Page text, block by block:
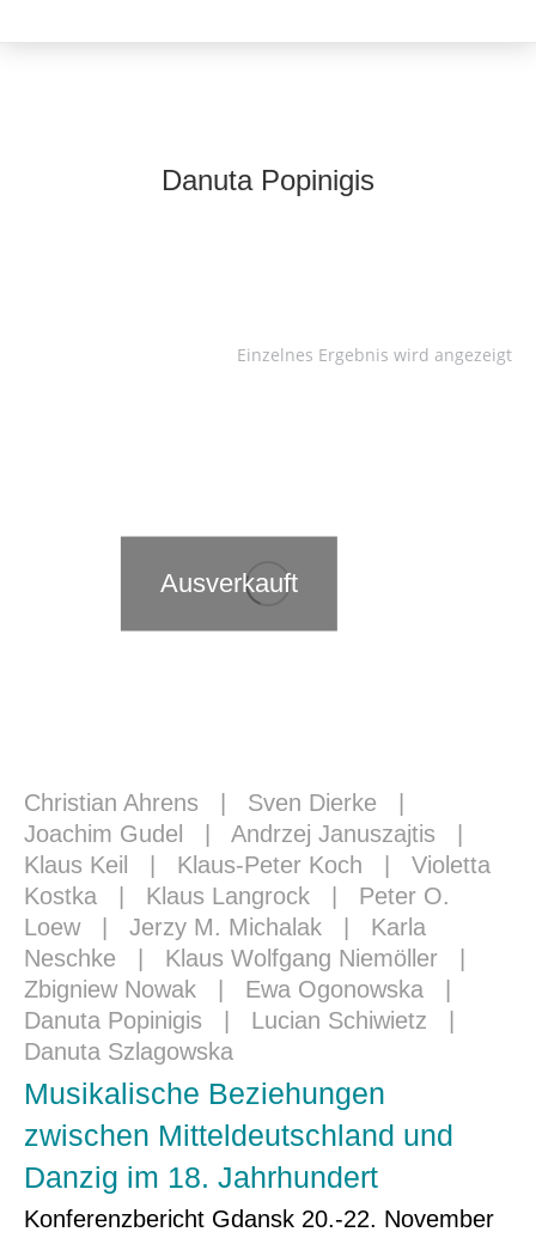
Danuta Popinigis
Einzelnes Ergebnis wird angezeigt
Ausverkauft
Christian Ahrens Sven Dierke
Joachim Gudel
Andrzej Januszajtis
Klaus Keil
Klaus-Peter Koch
Violetta
Kostka
Klaus Langrock
Peter O.
Loew| Jerzy M. Michalak
Karla
Neschke
Klaus Wolfgang Niemöller
Zbigniew Nowak
Ewa Ogonowska
Danuta Popinigis
Lucian Schiwietz
Danuta Szlagowska
Musikalische Beziehungen
zwischen Mitteldeutschland und
Danzig im 18. Jahrhundert
Konferenzbericht Gdansk 20.-22. November